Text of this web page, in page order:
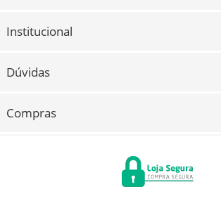
Institucional
Dúvidas
Compras